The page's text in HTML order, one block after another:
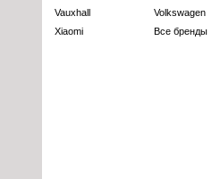
Vauxhall
Volkswagen
Xiaomi
Все бренды